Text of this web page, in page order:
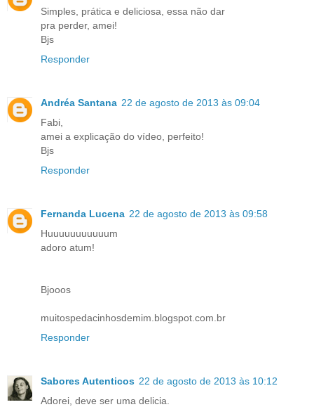
Simples, prática e deliciosa, essa não dar
pra perder, amei!
Bjs
Responder
Andréa Santana 22 de agosto de 2013 às 09:04
Fabi,
amei a explicação do vídeo, perfeito!
Bjs
Responder
Fernanda Lucena 22 de agosto de 2013 às 09:58
Huuuuuuuuuuum
adoro atum!
Bjooos
muitospedacinhosdemim.blogspot.com.br
Responder
Sabores Autenticos 22 de agosto de 2013 às 10:12
Adorei, deve ser uma delicia.